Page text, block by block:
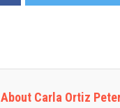
About Carla Ortiz